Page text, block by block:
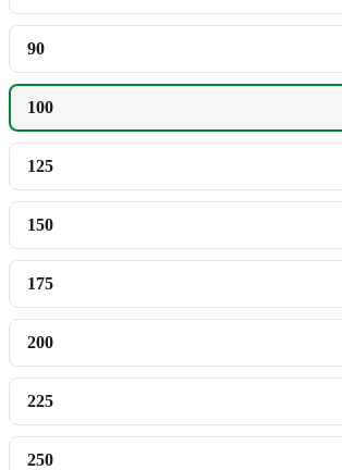
90
100
125
150
175
200
225
250